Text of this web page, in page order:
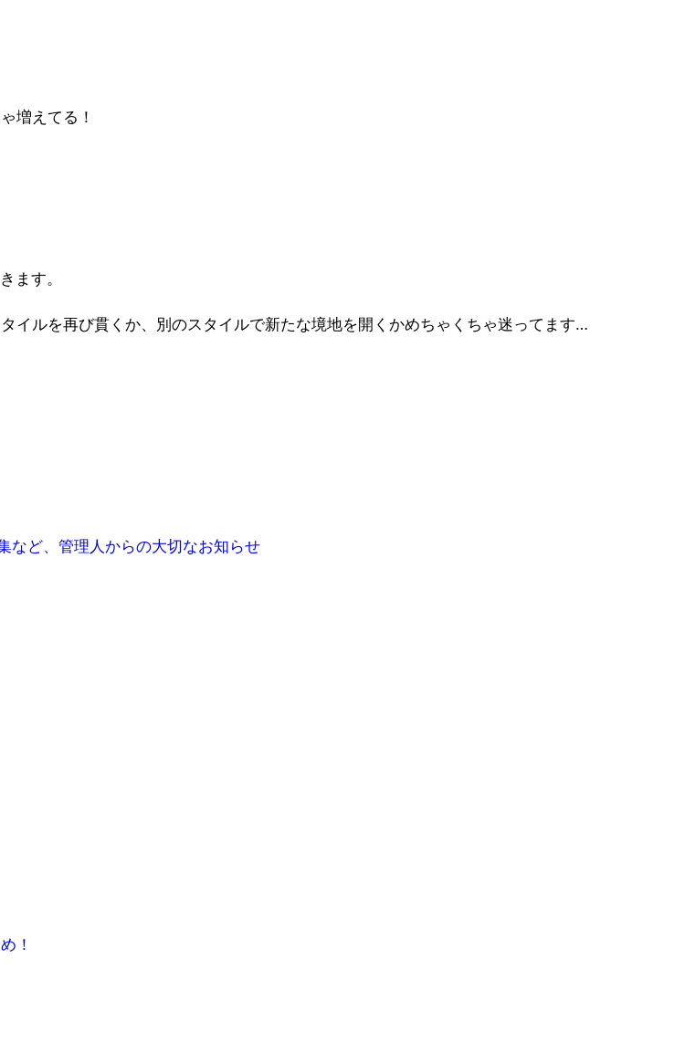
増えてる！
ます。
イルを再び貫くか、別のスタイルで新たな境地を開くかめちゃくちゃ迷ってます…
など、管理人からの大切なお知らせ
！